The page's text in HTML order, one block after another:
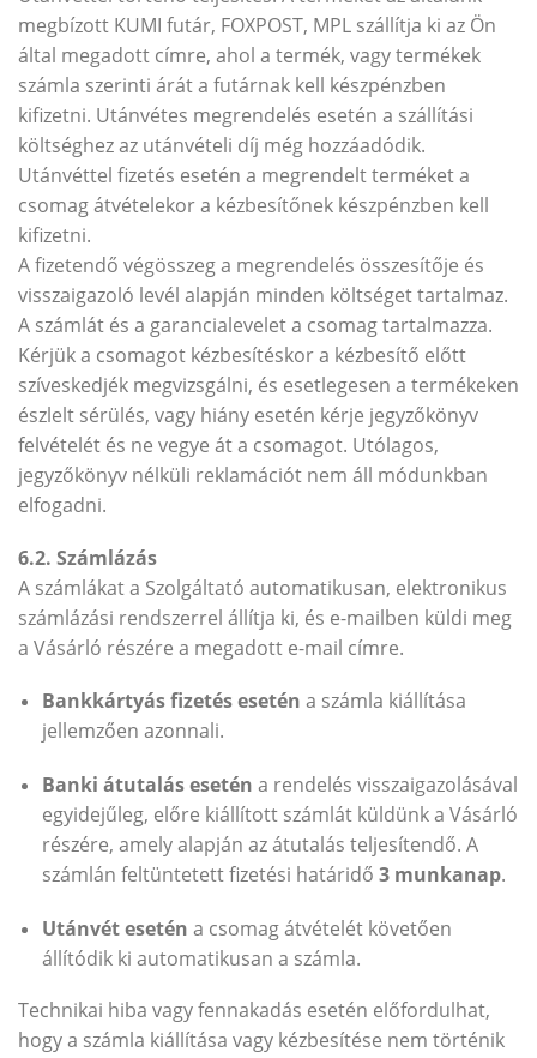
megbízott KUMI futár, FOXPOST, MPL szállítja ki az Ön
által megadott címre, ahol a termék, vagy termékek
számla szerinti árát a futárnak kell készpénzben
kifizetni. Utánvétes megrendelés esetén a szállítási
költséghez az utánvételi díj még hozzáadódik.
Utánvéttel fizetés esetén a megrendelt terméket a
csomag átvételekor a kézbesítőnek készpénzben kell
kifizetni.
A fizetendő végösszeg a megrendelés összesítője és
visszaigazoló levél alapján minden költséget tartalmaz.
A számlát és a garancialevelet a csomag tartalmazza.
Kérjük a csomagot kézbesítéskor a kézbesítő előtt
szíveskedjék megvizsgálni, és esetlegesen a termékeken
észlelt sérülés, vagy hiány esetén kérje jegyzőkönyv
felvételét és ne vegye át a csomagot. Utólagos,
jegyzőkönyv nélküli reklamációt nem áll módunkban
elfogadni.
6.2. Számlázás
A számlákat a Szolgáltató automatikusan, elektronikus
számlázási rendszerrel állítja ki, és e-mailben küldi meg
a Vásárló részére a megadott e-mail címre.
Bankkártyás fizetés esetén a számla kiállítása
jellemzően azonnali.
Banki átutalás esetén a rendelés visszaigazolásával
egyidejűleg, előre kiállított számlát küldünk a Vásárló
részére, amely alapján az átutalás teljesítendő. A
számlán feltüntetett fizetési határidő 3 munkanap.
Utánvét esetén a csomag átvételét követően
állítódik ki automatikusan a számla.
Technikai hiba vagy fennakadás esetén előfordulhat,
hogy a számla kiállítása vagy kézbesítése nem történik